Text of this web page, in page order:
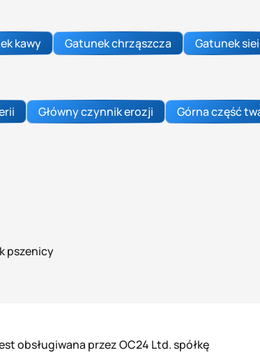
kawy Gatunek chrząszcza Gatunek siei
Główny czynnik erozji Górna część
pszenicy
obsługiwana przez OC24 Ltd. spółkę